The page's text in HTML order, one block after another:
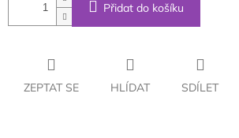
Přidat do košíku
ZEPTAT SE HLÍDAT SDÍLET